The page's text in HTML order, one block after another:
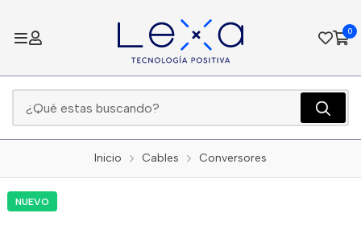
0
Inicio Cables Conversores
NUEVO